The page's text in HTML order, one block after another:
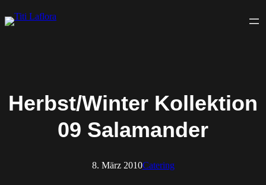
Zum
Inhalt
Herbst/Winter Kollektion
09 Salamander
8. März 2010Catering